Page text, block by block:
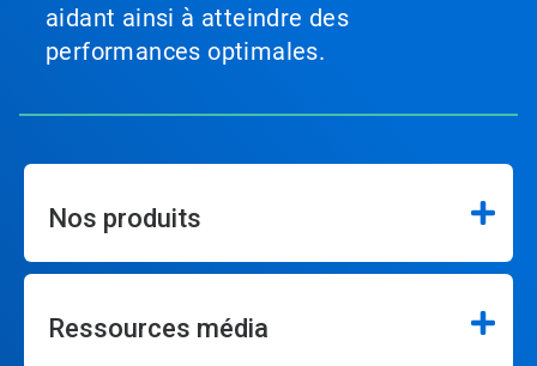
aidant ainsi à atteindre des
performances optimales.
Nos produits
Ressources média